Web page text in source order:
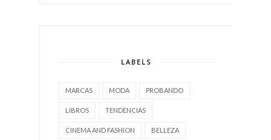
LABELS
MARCAS MODA PROBANDO
LIBROS TENDENCIAS
CINEMA AND FASHION BELLEZA